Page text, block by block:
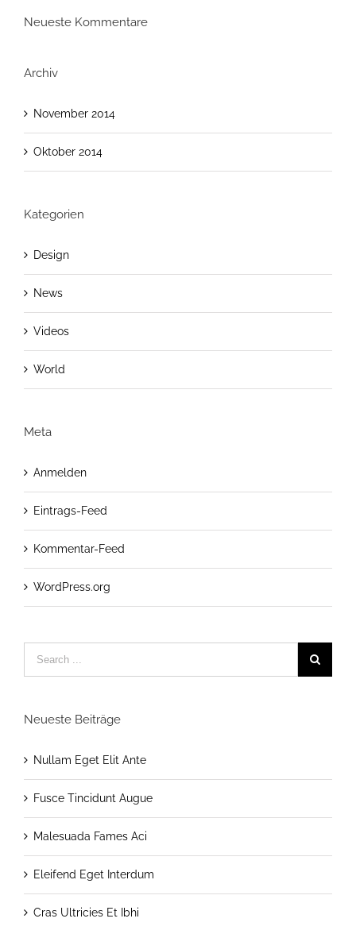
Neueste Kommentare
Archiv
November 2014
Oktober 2014
Kategorien
Design
News
Videos
World
Meta
Anmelden
Eintrags-Feed
Kommentar-Feed
WordPress.org
Neueste Beiträge
Nullam Eget Elit Ante
Fusce Tincidunt Augue
Malesuada Fames Aci
Eleifend Eget Interdum
Cras Ultricies Et Ibhi